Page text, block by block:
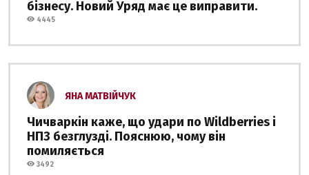
бізнесу. Новий Уряд має це виправити.
4445
ЯНА МАТВІЙЧУК
Чичваркін каже, що удари по Wildberries і
НПЗ безглузді. Пояснюю, чому він
помиляється
3492